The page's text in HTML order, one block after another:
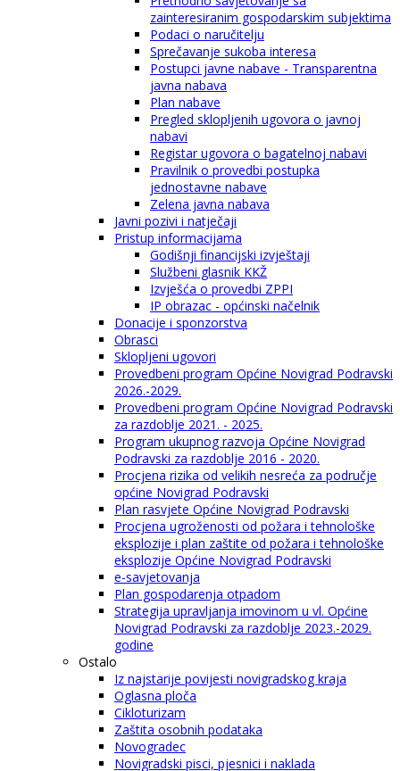
zainteresiranim gospodarskim subjektima
Podaci o naručitelju
Sprečavanje sukoba interesa
Postupci javne nabave - Transparentna
javna nabava
Plan nabave
Pregled sklopljenih ugovora o javnoj
nabavi
Registar ugovora o bagatelnoj nabavi
Pravilnik o provedbi postupka
jednostavne nabave
Zelena javna nabava
Javni pozivi i natječaji
Pristup informacijama
Godišnji financijski izvještaji
Službeni glasnik KKŽ
Izvješća o provedbi ZPPI
IP obrazac - općinski načelnik
Donacije i sponzorstva
Obrasci
Sklopljeni ugovori
Provedbeni program Općine Novigrad Podravski
2026.-2029.
Provedbeni program Općine Novigrad Podravski
za razdoblje 2021. - 2025.
Program ukupnog razvoja Općine Novigrad
Podravski za razdoblje 2016 - 2020.
Procjena rizika od velikih nesreća za područje
općine Novigrad Podravski
Plan rasvjete Općine Novigrad Podravski
Procjena ugroženosti od požara i tehnološke
eksplozije i plan zaštite od požara i tehnološke
eksplozije Općine Novigrad Podravski
e-savjetovanja
Plan gospodarenja otpadom
Strategija upravljanja imovinom u vl. Općine
Novigrad Podravski za razdoblje 2023.-2029.
godine
Ostalo
Iz najstarije povijesti novigradskog kraja
Oglasna ploča
Cikloturizam
Zaštita osobnih podataka
Novogradec
Novigradski pisci, pjesnici i naklada